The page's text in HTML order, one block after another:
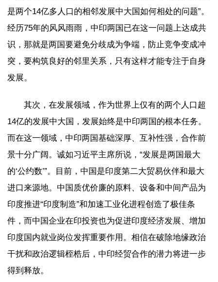
是两个14亿多人口的相邻发展中大国如何相处的问题”。
经历75年的风风雨雨，中印两国已在这一问题上达成共
识，那就是两国要避免分歧成为争端，防止竞争变成冲
突，要构筑良好的邻里关系，只有这样才能专注于自身
发展。
其次，在发展领域，作为世界上仅有的两个人口超
14亿的发展中大国，发展始终是中印两国的根本任务。
而在这一领域，中印两国基础深厚、互补性强，合作前
景十分广阔。诚如习近平主席所说，“发展是两国最大
的‘公约数’”。目前，中国是印度第二大贸易伙伴和最大
进口来源地。中国质优价廉的原料、设备和中间产品为
印度推进“印度制造”和加速工业化进程创造了极佳条
件，而中国企业在印投资也为促进印度经济发展、增加
印度国内就业岗位发挥重要作用。相信在破除地缘政治
干扰和政治逻辑桎梏后，中印经贸合作的潜力将进一步
得到释放。